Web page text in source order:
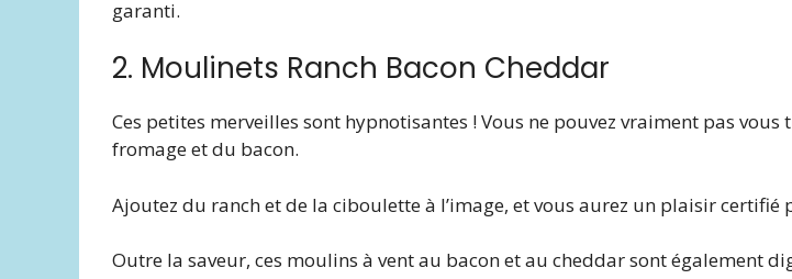
garanti.
2. Moulinets Ranch Bacon Cheddar
Ces petites merveilles sont hypnotisantes ! Vous ne pouvez vraiment pas vous
fromage et du bacon.
Ajoutez du ranch et de la ciboulette à l’image, et vous aurez un plaisir certifié
Outre la saveur, ces moulins à vent au bacon et au cheddar sont également